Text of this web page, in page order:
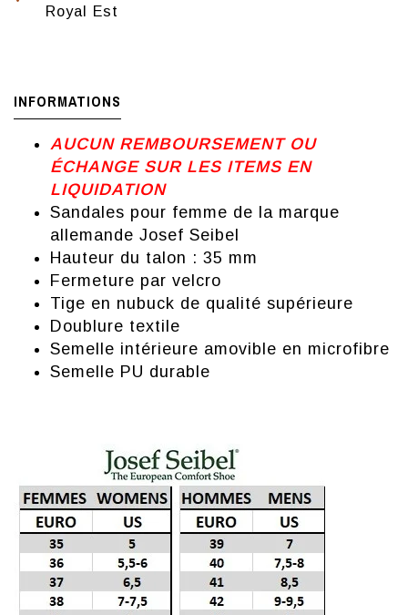
Royal Est
INFORMATIONS
AUCUN REMBOURSEMENT OU
ÉCHANGE SUR LES ITEMS EN
LIQUIDATION
Sandales pour femme de la marque
allemande Josef Seibel
Hauteur du talon : 35 mm
Fermeture par velcro
Tige en nubuck de qualité supérieure
Doublure textile
Semelle intérieure amovible en microfibre
Semelle PU durable